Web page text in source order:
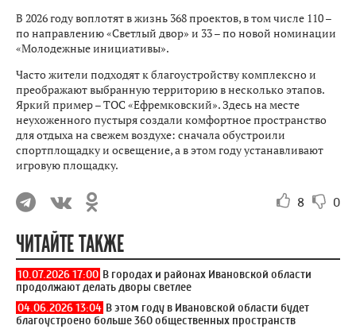
В 2026 году воплотят в жизнь 368 проектов, в том числе 110 –
по направлению «Светлый двор» и 33 – по новой номинации
«Молодежные инициативы».
Часто жители подходят к благоустройству комплексно и
преображают выбранную территорию в несколько этапов.
Яркий пример – ТОС «Ефремковский». Здесь на месте
неухоженного пустыря создали комфортное пространство
для отдыха на свежем воздухе: сначала обустроили
спортплощадку и освещение, а в этом году устанавливают
игровую площадку.
8 0
ЧИТАЙТЕ ТАКЖЕ
10.07.2026 17:00 В городах и районах Ивановской области
продолжают делать дворы светлее
04.06.2026 13:04 В этом году в Ивановской области будет
благоустроено больше 360 общественных пространств